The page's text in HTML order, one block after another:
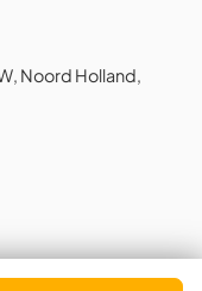
Noord Holland,